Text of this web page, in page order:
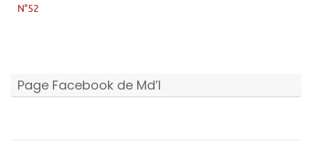
N°52
Page Facebook de Md’I